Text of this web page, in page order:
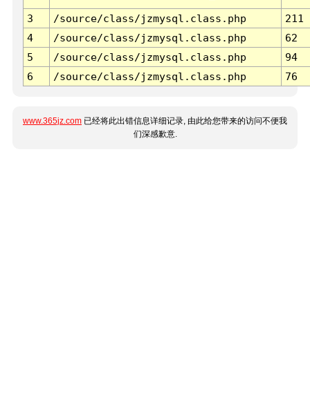
3 /source/class/jzmysql.class.php
211
4
/source/class/jzmysql.class.php
62
5
/source/class/jzmysql.class.php
94
6
/source/class/jzmysql.class.php 76
www.365jz.com 已经将此出错信息详细记录, 由此给您带来的访问不便我
们深感歉意.